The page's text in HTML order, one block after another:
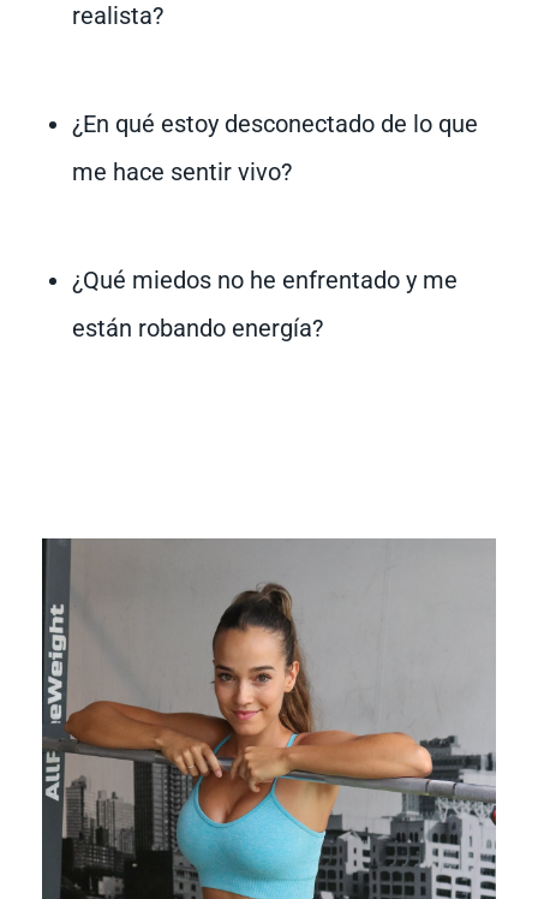
realista?
¿En qué estoy desconectado de lo que
me hace sentir vivo?
¿Qué miedos no he enfrentado y me
están robando energía?